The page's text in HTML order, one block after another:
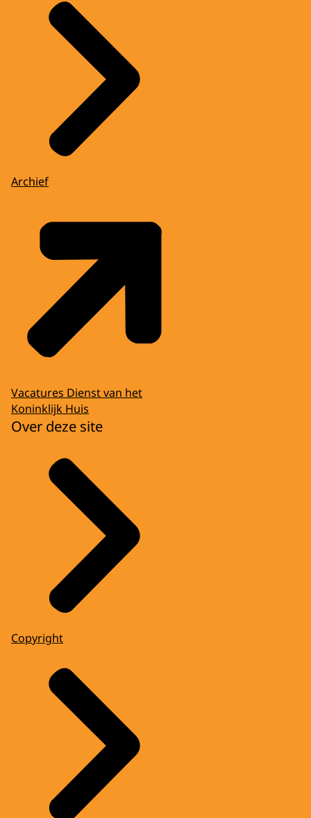
Archief
Vacatures Dienst van het
Koninklijk Huis
Over deze site
Copyright